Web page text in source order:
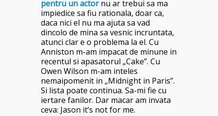
pentru un actornu ar trebui sa ma
impiedice sa fiu rationala, doar ca,
daca nici el nu ma ajuta sa vad
dincolo de mina sa vesnic incruntata,
atunci clar e o problema la el. Cu
Anniston m-am impacat de minune in
recentul si apasatorul „Cake”. Cu
Owen Wilson m-am inteles
nemaipomenit in „Midnight in Paris”.
Si lista poate continua. Sa-mi fie cu
iertare fanilor. Dar macar am invata
ceva: Jason it’s not for me.